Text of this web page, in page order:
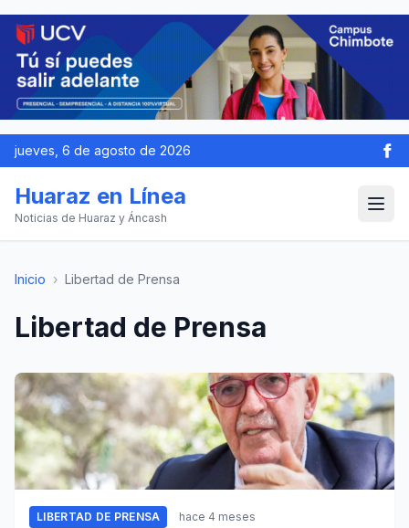
jueves, 6 de agosto de 2026
Huaraz en Línea
Noticias de Huaraz y Áncash
Inicio › Libertad de Prensa
Libertad de Prensa
LIBERTAD DE PRENSA hace 4 meses